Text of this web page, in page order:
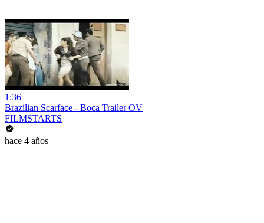
1:36
Brazilian Scarface - Boca Trailer OV
FILMSTARTS
hace 4 años